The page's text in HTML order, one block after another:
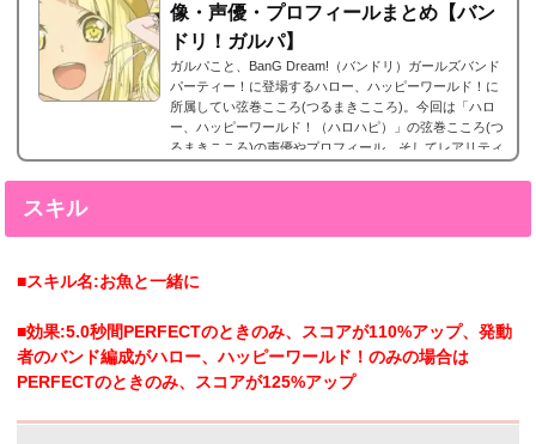
像・声優・プロフィールまとめ【バン
ドリ！ガルパ】
ガルパこと、BanG Dream!（バンドリ）ガールズバンド
パーティー！に登場するハロー、ハッピーワールド！に
所属してい弦巻こころ(つるまきこころ)。今回は「ハロ
ー、ハッピーワールド！（ハロハピ）」の弦巻こころ(つ
るまきこころ)の声優やプロフィール、そしてレアリティ
スキル
■スキル名:お魚と一緒に
■効果:5.0秒間PERFECTのときのみ、スコアが110%アップ、発動
者のバンド編成がハロー、ハッピーワールド！のみの場合は
PERFECTのときのみ、スコアが125%アップ